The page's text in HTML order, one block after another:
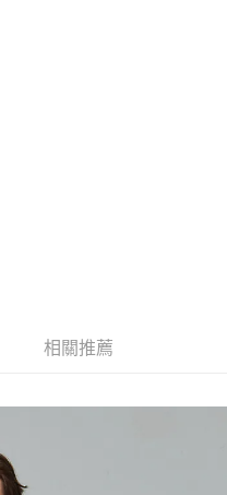
戶可立即使用無須另外申請。
立後會自動跳轉到大哥付的交易
、繳款截止日，確認付款後即完
達大哥付你分期系統評分，恕無
條碼／台灣大直營門市／銀行轉
費。
結帳。
，將跳轉至「AFTEE先享後付」
可完成結帳。
訊。
訊中的連結，可透過四大超商／
費
相關推薦